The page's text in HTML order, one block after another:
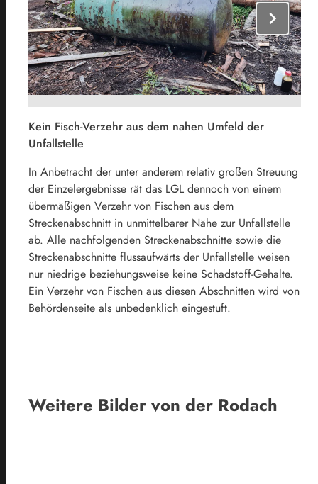
chevron_right
Kein Fisch-Verzehr aus dem nahen Umfeld der
Unfallstelle
In Anbetracht der unter anderem relativ großen Streuung
der Einzelergebnisse rät das LGL dennoch von einem
übermäßigen Verzehr von Fischen aus dem
Streckenabschnitt in unmittelbarer Nähe zur Unfallstelle
ab. Alle nachfolgenden Streckenabschnitte sowie die
Streckenabschnitte flussaufwärts der Unfallstelle weisen
nur niedrige beziehungsweise keine Schadstoff-Gehalte.
Ein Verzehr von Fischen aus diesen Abschnitten wird von
Behördenseite als unbedenklich eingestuft.
Weitere Bilder von der Rodach